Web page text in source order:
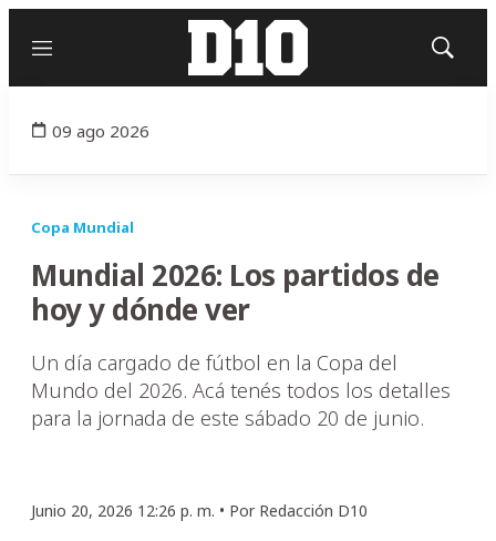
Menú
Mostrar
09 ago 2026
Copa Mundial
Mundial 2026: Los partidos de
hoy y dónde ver
Un día cargado de fútbol en la Copa del
Mundo del 2026. Acá tenés todos los detalles
para la jornada de este sábado 20 de junio.
Junio 20, 2026 12:26 p. m. • Por Redacción D10